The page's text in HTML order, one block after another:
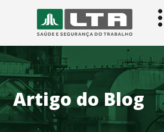
Artigo do Blog